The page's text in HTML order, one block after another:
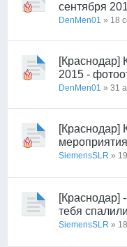
сентября
DenMen01 » 18
[Краснодар]
2015 -
DenMen01 » 31
[Краснодар]
мероприятия
SiemensSLR »
[Краснодар]
тебя
SiemensSLR »